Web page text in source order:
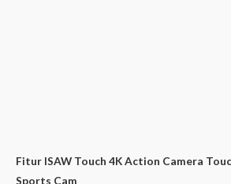
Fitur ISAW Touch 4K Action Camera
Sports Cam